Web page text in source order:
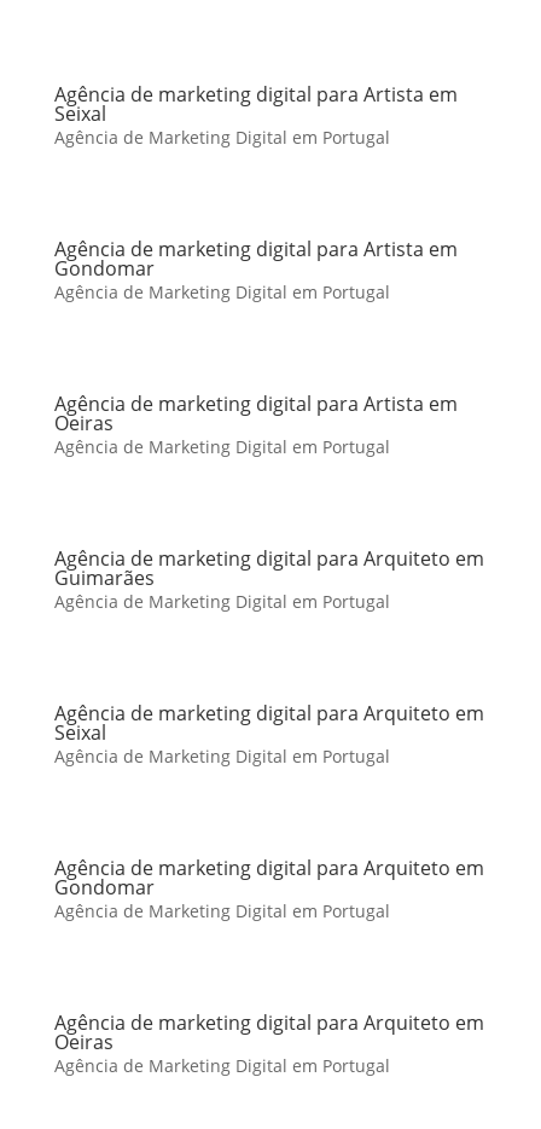
Agência de marketing digital para Artista em
Seixal
Agência de Marketing Digital em Portugal
Agência de marketing digital para Artista em
Gondomar
Agência de Marketing Digital em Portugal
Agência de marketing digital para Artista em
Oeiras
Agência de Marketing Digital em Portugal
Agência de marketing digital para Arquiteto em
Guimarães
Agência de Marketing Digital em Portugal
Agência de marketing digital para Arquiteto em
Seixal
Agência de Marketing Digital em Portugal
Agência de marketing digital para Arquiteto em
Gondomar
Agência de Marketing Digital em Portugal
Agência de marketing digital para Arquiteto em
Oeiras
Agência de Marketing Digital em Portugal